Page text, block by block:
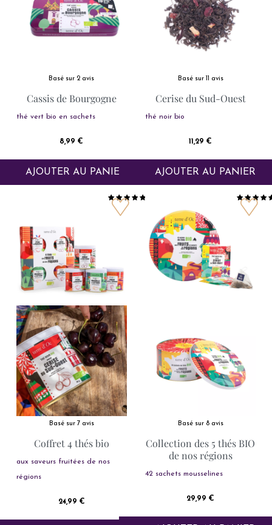
Basé sur 2 avis
Cassis de Bourgogne
thé vert bio en sachets
Prix
8,99 €
AJOUTER AU PANIER
Basé sur 11 avis
Cerise du Sud-Ouest
thé noir bio
Prix
11,29 €
AJOUTER AU PANIER
Basé sur 7 avis
Coffret 4 thés bio
aux saveurs fruitées de nos
régions
Prix
24,99 €
Basé sur 8 avis
Collection des 5 thés BIO
de nos régions
42 sachets mousselines
Prix
29,99 €